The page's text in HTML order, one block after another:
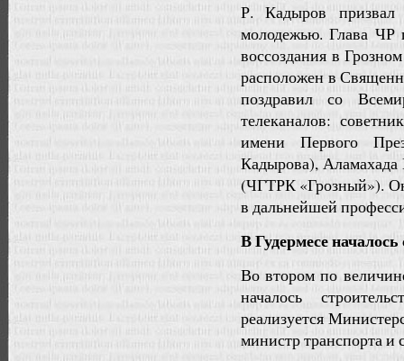
Р. Кадыров призвал
молодежью. Глава ЧР
воссоздания в
расположен в
поздравил со
телеканалов:
имени Первого
Кадырова),
(ЧГТРК «Грозный»). Он
в дальнейшей
В Гудермесе
Во втором по
началось
реализуется
министр транспорта и